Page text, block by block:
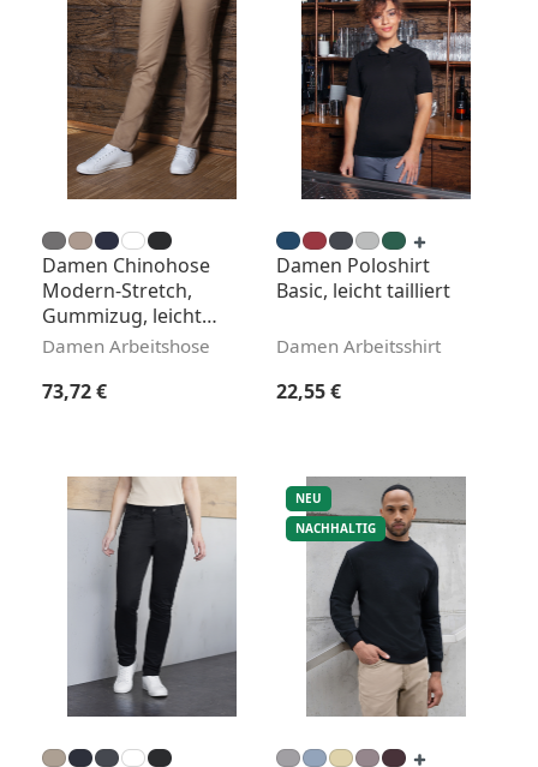
Damen Chinohose
Modern-Stretch,
Gummizug, leicht
tailliert
Damen Arbeitshose
Regulärer Preis:
73,72 €
Damen Poloshirt
Basic, leicht tailliert
Damen Arbeitsshirt
Regulärer Preis:
22,55 €
NEU
NACHHALTIG